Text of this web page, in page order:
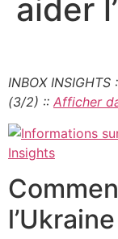
aider
INBOX
(3/2) :: Afficher